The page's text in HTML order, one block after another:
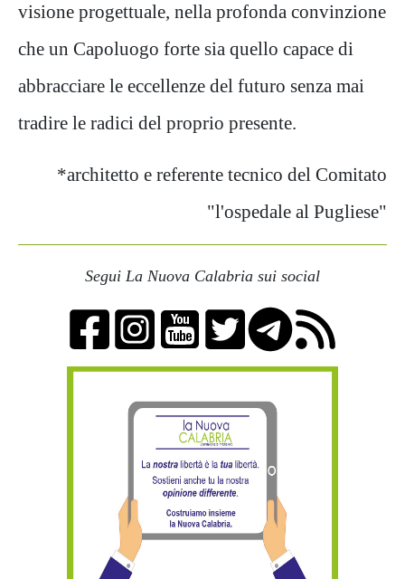
visione progettuale, nella profonda convinzione
che un Capoluogo forte sia quello capace di
abbracciare le eccellenze del futuro senza mai
tradire le radici del proprio presente.
*architetto e referente tecnico del Comitato
"l'ospedale al Pugliese"
Segui La Nuova Calabria sui social